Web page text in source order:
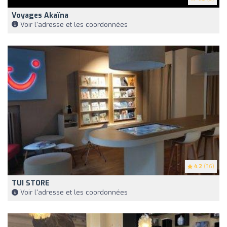
Voyages Akaïna
Voir l'adresse et les coordonnées
4.2 (36)
TUI STORE
Voir l'adresse et les coordonnées